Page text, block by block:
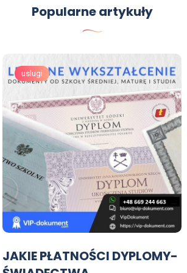
Kup świadectwo
Kupię świadectwo
ukończenia szkoły średniej
14 czerwca, 2026
Popularne artykuły
uslugi
JAKIE PŁATNOŚCI DYPLOMY-